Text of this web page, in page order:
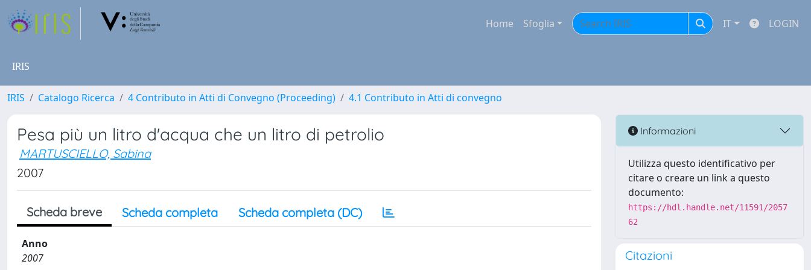
Home Sfoglia IT LOGIN
IRIS
IRIS Catalogo Ricerca 4 Contributo in Atti di Convegno (Proceeding) 4.1 Contributo in Atti di convegno
Pesa più un litro d'acqua che un litro di petrolio
MARTUSCIELLO, Sabina
2007
Scheda breve Scheda completa Scheda completa (DC)
Anno
2007
Informazioni
Utilizza questo identificativo per
citare o creare un link a questo
documento:
https://hdl.handle.net/11591/2057
62
Citazioni